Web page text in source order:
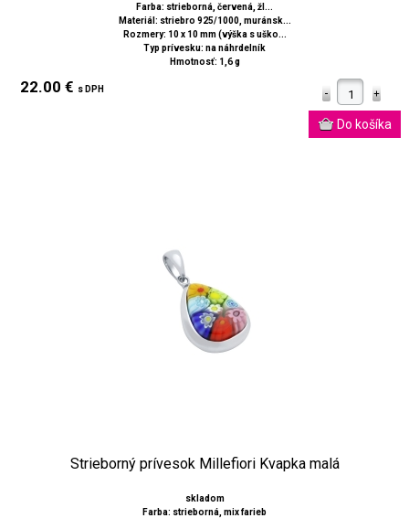
Farba: strieborná, červená, žl...
Materiál: striebro 925/1000, muránsk...
Rozmery: 10 x 10 mm (výška s uško...
Typ prívesku: na náhrdelník
Hmotnosť: 1,6 g
22.00 € s DPH
Strieborný prívesok Millefiori Kvapka malá
skladom
Farba: strieborná, mix farieb